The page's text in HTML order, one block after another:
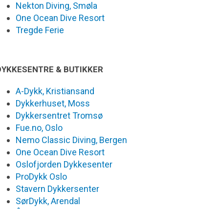
Nekton Diving, Smøla
One Ocean Dive Resort
Tregde Ferie
& BUTIKKER
A-Dykk, Kristiansand
Dykkerhuset, Moss
Dykkersentret Tromsø
Fue.no, Oslo
Nemo Classic Diving, Bergen
One Ocean Dive Resort
Oslofjorden Dykkesenter
ProDykk Oslo
Stavern Dykkersenter
SørDykk, Arendal